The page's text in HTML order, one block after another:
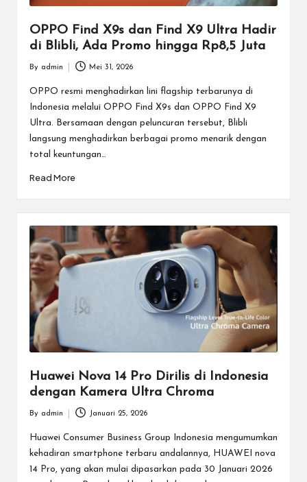
OPPO Find X9s dan Find X9 Ultra Hadir
di Blibli, Ada Promo hingga Rp8,5 Juta
by
By admin Mei 31, 2026
OPPO resmi menghadirkan lini flagship terbarunya di
Indonesia melalui OPPO Find X9s dan OPPO Find X9
Ultra. Bersamaan dengan peluncuran tersebut, Blibli
langsung menghadirkan berbagai promo menarik dengan
total keuntungan…
Read More
Huawei Nova 14 Pro Dirilis di Indonesia
dengan Kamera Ultra Chroma
by
By admin Januari 25, 2026
Huawei Consumer Business Group Indonesia mengumumkan
kehadiran smartphone terbaru andalannya, HUAWEI nova
14 Pro, yang akan mulai dipasarkan pada 30 Januari 2026